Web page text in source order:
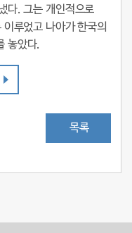
다. 그는 개인적으로
루었고 나아가 한국의
놓았다.
목록